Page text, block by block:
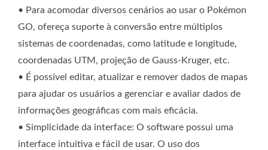
• Para acomodar diversos cenários ao usar o Pokémon
GO, ofereça suporte à conversão entre múltiplos
sistemas de coordenadas, como latitude e longitude,
coordenadas UTM, projeção de Gauss-Kruger, etc.
• É possível editar, atualizar e remover dados de mapas
para ajudar os usuários a gerenciar e avaliar dados de
informações geográficas com mais eficácia.
• Simplicidade da interface: O software possui uma
interface intuitiva e fácil de usar. O uso dos